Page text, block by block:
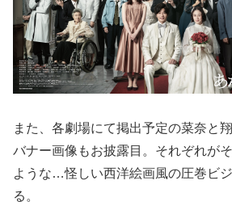
また、各劇場にて掲出予定の菜奈と
バナー画像もお披露目。それぞれが
ような…怪しい西洋絵画風の圧巻ビ
る。